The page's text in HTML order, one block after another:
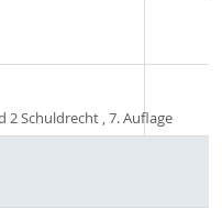
2 Schuldrecht , 7. Auflage